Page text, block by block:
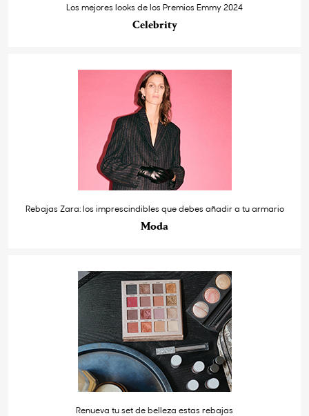
Los mejores looks de los Premios Emmy 2024
Celebrity
Rebajas Zara: los imprescindibles que debes añadir a tu armario
Moda
Renueva tu set de belleza estas rebajas